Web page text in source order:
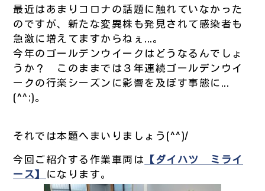
最近はあまりコロナの話題に触れていなかった
のですが、新たな変異株も発見されて感染者も
急激に増えてますからねぇ...。
今年のゴールデンウイークはどうなるんでしょ
うか？ このままでは３年連続ゴールデンウイ
ークの行楽シーズンに影響を及ぼす事態に...
(^^;)。
それでは本題へまいりましょう(^^)/
今回ご紹介する作業車両は 【ダイハツ ミライ
ース】 になります。